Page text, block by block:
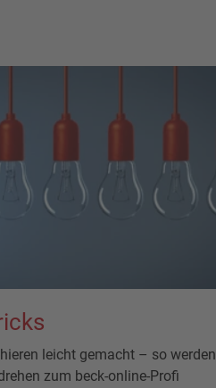
leicht gemacht – so werden
zum beck-online-Profi